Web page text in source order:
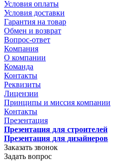
Условия оплаты
Условия доставки
Гарантия на товар
Обмен и возврат
Вопрос-ответ
Компания
О компании
Команда
Контакты
Реквизиты
Лицензии
Принципы и миссия компании
Контакты
Презентация
Презентация для строителей
Презентация для дизайнеров
Заказать звонок
Задать вопрос